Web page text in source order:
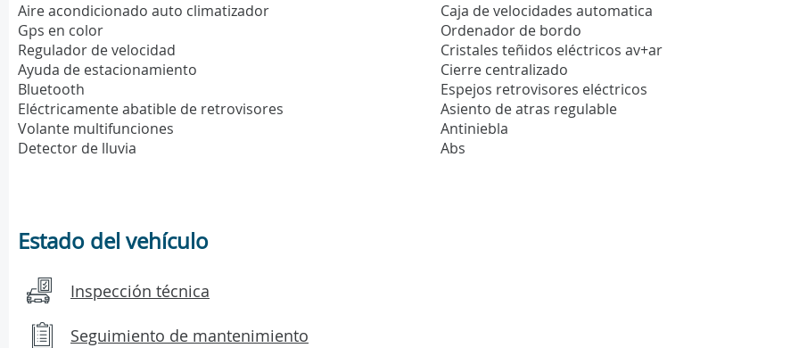
Aire acondicionado auto climatizador
Gps en color
Regulador de velocidad
Ayuda de estacionamiento
Bluetooth
Eléctricamente abatible de retrovisores
Volante multifunciones
Detector de lluvia
Caja de velocidades automatica
Ordenador de bordo
Cristales teñidos eléctricos av+ar
Cierre centralizado
Espejos retrovisores eléctricos
Asiento de atras regulable
Antiniebla
Abs
Estado del vehículo
Inspección técnica
Seguimiento de mantenimiento